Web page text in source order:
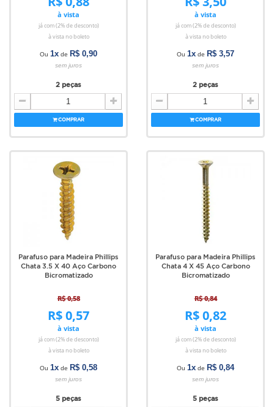
à vista
já com (2% de desconto)
à vista no boleto
Ou 1x de R$ 0,90
sem juros
2 peças
COMPRAR
à vista
já com (2% de desconto)
à vista no boleto
Ou 1x de R$ 3,57
sem juros
2 peças
COMPRAR
Parafuso para Madeira Phillips
Chata 3.5 X 40 Aço Carbono
Bicromatizado
R$ 0,58
R$ 0,57
à vista
já com (2% de desconto)
à vista no boleto
Ou 1x de R$ 0,58
sem juros
5 peças
Parafuso para Madeira Phillips
Chata 4 X 45 Aço Carbono
Bicromatizado
R$ 0,84
R$ 0,82
à vista
já com (2% de desconto)
à vista no boleto
Ou 1x de R$ 0,84
sem juros
5 peças